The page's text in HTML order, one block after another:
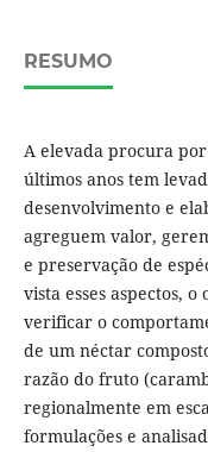
RESUMO
A elevada procura
últimos anos tem
desenvolvimento e
agreguem valor,
e preservação de
vista esses aspectos,
verificar o
de um néctar
razão do fruto
regionalmente em
formulações e